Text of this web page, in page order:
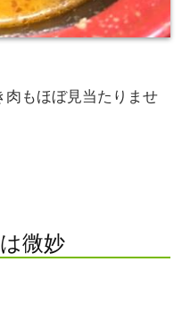
肉もほぼ見当たりませ
微妙